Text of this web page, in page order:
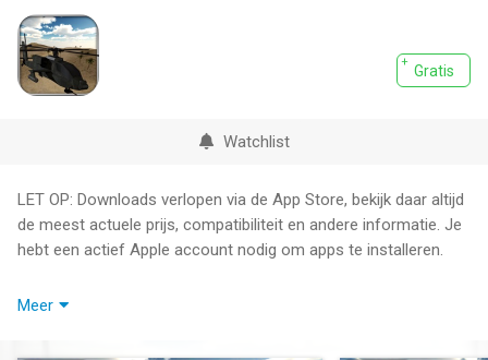
Gratis
Watchlist
LET OP: Downloads verlopen via de App Store, bekijk daar altijd
de meest actuele prijs, compatibiliteit en andere informatie. Je
hebt een actief Apple account nodig om apps te installeren.
Inspired by Black Hawk Down.
Meer